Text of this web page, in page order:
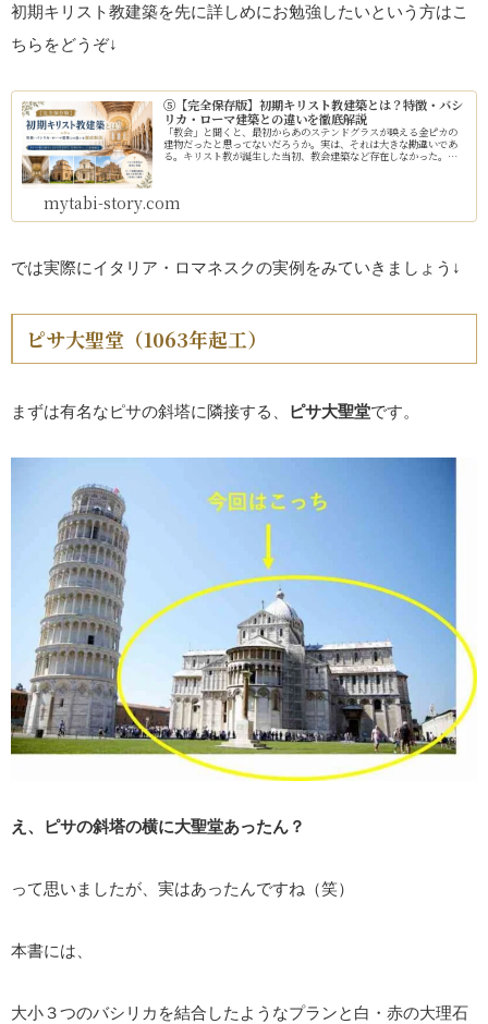
初期キリスト教建築を先に詳しめにお勉強したいという方はこ
ちらをどうぞ↓
⑤【完全保存版】初期キリスト教建築とは？特徴・バシ
リカ・ローマ建築との違いを徹底解説
「教会」と聞くと、最初からあのステンドグラスが映える金ピカの
建物だったと思ってないだろうか。実は、それは大きな勘違いであ
る。キリスト教が誕生した当初、教会建築など存在しなかった。で
mytabi-story.com
では実際にイタリア・ロマネスクの実例をみていきましょう↓
ピサ大聖堂（1063年起工）
まずは有名なピサの斜塔に隣接する、 ピサ大聖堂です。
え、ピサの斜塔の横に大聖堂あったん？
って思いましたが、実はあったんですね（笑）
本書には、
大小３つのバシリカを結合したようなプランと白・赤の大理石